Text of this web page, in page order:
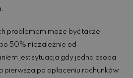
problemem może być także
50% niezależnie od
jest sytuacja gdy jedna osoba
pierwsza po opłaceniu rachunków